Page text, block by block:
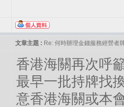
文章主題 : Re: 何時辦理金錢服務經營者
香港海關再次呼
最早一批持牌找
意香港海關或本